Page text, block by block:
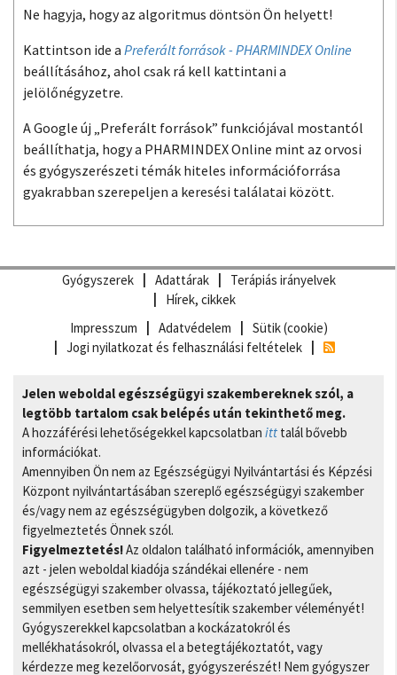
Ne hagyja, hogy az algoritmus döntsön Ön helyett!
Kattintson ide a Preferált források - PHARMINDEX Online
beállításához, ahol csak rá kell kattintani a
jelölőnégyzetre.
A Google új „Preferált források” funkciójával mostantól
beállíthatja, hogy a PHARMINDEX Online mint az orvosi
és gyógyszerészeti témák hiteles információforrása
gyakrabban szerepeljen a keresési találatai között.
Gyógyszerek Adattárak
Terápiás irányelvek
Hírek, cikkek
Impresszum
Adatvédelem
Sütik (cookie)
Jogi nyilatkozat és felhasználási feltételek
Jelen weboldal egészségügyi szakembereknek szól, a
legtöbb tartalom csak belépés után tekinthető meg.
A hozzáférési lehetőségekkel kapcsolatban itt talál bővebb
információkat.
Amennyiben Ön nem az Egészségügyi Nyilvántartási és Képzési
Központ nyilvántartásában szereplő egészségügyi szakember
és/vagy nem az egészségügyben dolgozik, a következő
figyelmeztetés Önnek szól.
Figyelmeztetés!Az oldalon található információk, amennyiben
azt - jelen weboldal kiadója szándékai ellenére - nem
egészségügyi szakember olvassa, tájékoztató jellegűek,
semmilyen esetben sem helyettesítik szakember véleményét!
Gyógyszerekkel kapcsolatban a kockázatokról és
mellékhatásokról, olvassa el a betegtájékoztatót, vagy
kérdezze meg kezelőorvosát, gyógyszerészét! Nem gyógyszer